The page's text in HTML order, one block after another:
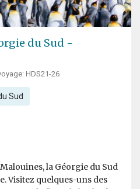
du Sud -
HDS21-26
Sud
la Géorgie du Sud
Visitez quelques-uns des